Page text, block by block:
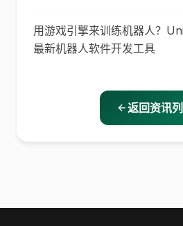
用游戏引擎来训练机器人？
最新机器人软件开发工具
返回资讯